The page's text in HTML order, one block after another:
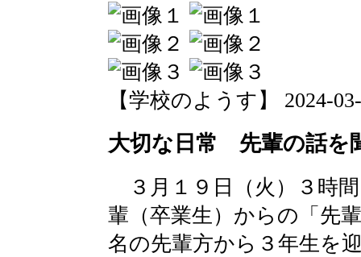
【学校のようす】 2024-
大切な日常 先輩の話を
３月１９日（火）３時
輩（卒業生）からの「先
名の先輩方から３年生を